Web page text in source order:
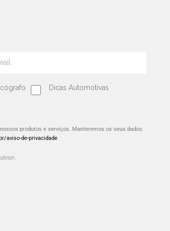
Dicas Automotivas
produtos e serviços. Manteremos os seus dados
aviso-de-privacidade